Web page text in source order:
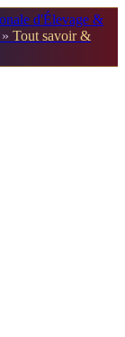
d'Élevage &
Tout savoir &